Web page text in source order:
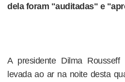
dela foram "auditadas" e
A presidente Dilma Rousseff
levada ao ar na noite desta